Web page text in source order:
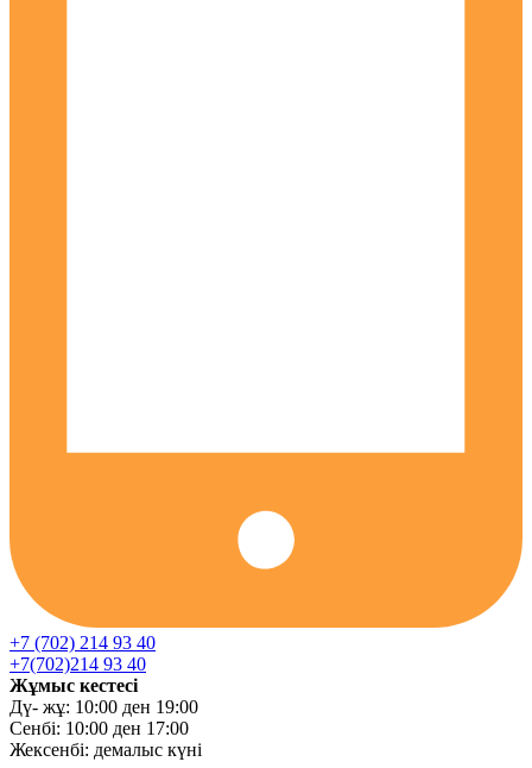
+7 (702) 214 93 40
+7(702)214 93 40
Жұмыс кестесі
Дү- жұ: 10:00 ден 19:00
Сенбі: 10:00 ден 17:00
Жексенбі: демалыс күні